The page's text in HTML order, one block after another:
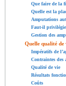
Que faire de la
Quelle est la
Amputations
Faut-il
Gestion des
Quelle qualité
Impératifs de
Contraintes des
Qualité de vie
Résultats
Coûts